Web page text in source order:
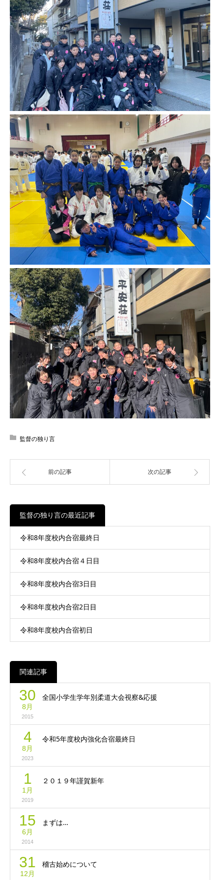
監督の独り言
前の記事 次の記事
監督の独り言の最近記事
令和8年度校内合宿最終日
令和8年度校内合宿４日目
令和8年度校内合宿3日目
令和8年度校内合宿2日目
令和8年度校内合宿初日
関連記事
30
8月
2015
全国小学生学年別柔道大会視察&応援
4
8月
2023
令和5年度校内強化合宿最終日
1
1月
2019
２０１９年謹賀新年
15
6月
2014
まずは…
31
12月
稽古始めについて